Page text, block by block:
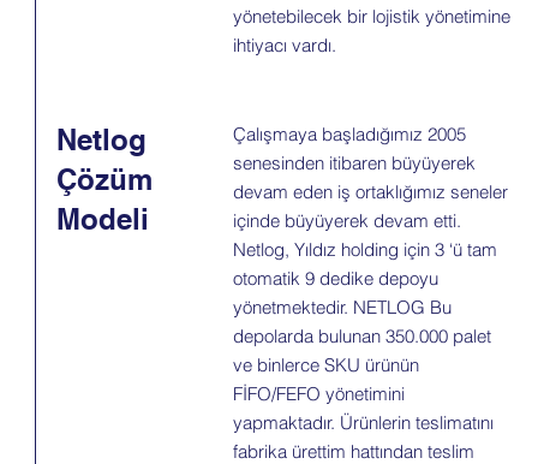
Çalışmaya başladığımız 2005
senesinden itibaren büyüyerek
devam eden iş ortaklığımız seneler
içinde büyüyerek devam etti.
Netlog, Yıldız holding için 3 ‘ü tam
otomatik 9 dedike depoyu
yönetmektedir. NETLOG Bu
depolarda bulunan 350.000 palet
ve binlerce SKU ürünün
FİFO/FEFO yönetimini
yapmaktadır. Ürünlerin teslimatını
fabrika ürettim hattından teslim
Netlog
Çözüm
Modeli
yönetebilecek bir lojistik yönetimine
ihtiyacı vardı.